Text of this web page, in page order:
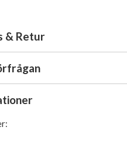
& Retur